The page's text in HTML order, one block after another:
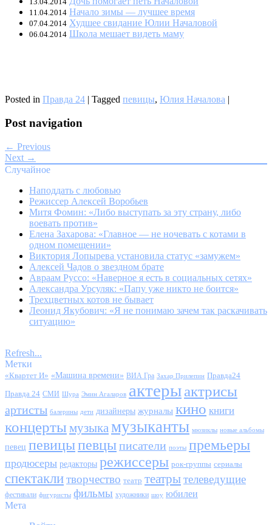
11.04.2014 Начало зимы — лучшее время
07.04.2014 Худшее свидание Юлии Началовой
06.04.2014 Школа мешает видеть маму
Posted in Правда 24 | Tagged певицы, Юлия Началова |
Post navigation
← Previous
Next →
Случайное
Наподдать с любовью
Режиссер Алексей Воробьев
Митя Фомин: «Либо выступать за эту страну, либо
воевать против»
Елена Захарова: «Главное — не ночевать с котами в
одном помещении»
Виктория Лопырева установила статус «замужем»
Алексей Чадов о звездном брате
Авраам Руссо: «Наверное я есть в социальных сетях»
Александра Урсуляк: «Папу уже никто не боится»
Трехцветных котов не бывает
Леонид Якубович: «Я не понимаю зачем так раскачивать
ситуацию»
Refresh...
Метки
«Квартет И» «Машина времени» ВИА Гра Захар Прилепин Правда24
Правда 24 СМИ Шура Эмин Агаларов актерыактрисы
артисты балерины дети дизайнеры журналы кино книги
концерты музыка музыканты мюзиклы новые альбомы
певец певицыпевцыписатели поэты премьеры
продюсеры редакторы режиссеры рок-группы сериалы
спектаклитворчество театр театрытелеведущие
фестивали фигуристы фильмы художники шоу юбилеи
Мета